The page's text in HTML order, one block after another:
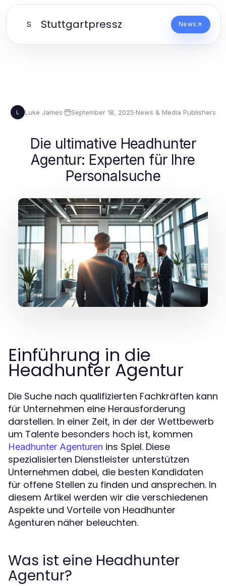
S Stuttgartpressz News
L Luke James· September 18, 2025·News & Media Publishers
Die ultimative Headhunter
Agentur: Experten für Ihre
Personalsuche
Einführung in die
Headhunter Agentur
Die Suche nach qualifizierten Fachkräften kann
für Unternehmen eine Herausforderung
darstellen. In einer Zeit, in der der Wettbewerb
um Talente besonders hoch ist, kommen
Headhunter Agenturen ins Spiel. Diese
spezialisierten Dienstleister unterstützen
Unternehmen dabei, die besten Kandidaten
für offene Stellen zu finden und ansprechen. In
diesem Artikel werden wir die verschiedenen
Aspekte und Vorteile von Headhunter
Agenturen näher beleuchten.
Was ist eine Headhunter
Agentur?